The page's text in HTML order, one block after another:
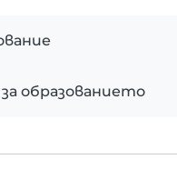
образованието